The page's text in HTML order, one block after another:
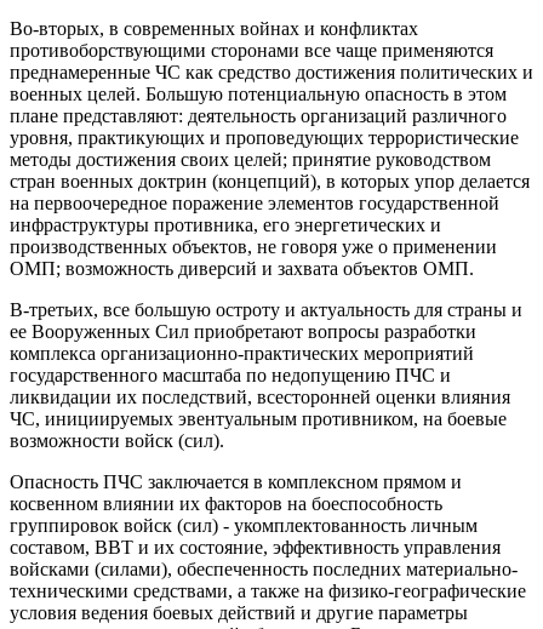
Во-вторых, в современных войнах и конфликтах
противоборствующими сторонами все чаще применяются
преднамеренные ЧС как средство достижения политических и
военных целей. Большую потенциальную опасность в этом
плане представляют: деятельность организаций различного
уровня, практикующих и проповедующих террористические
методы достижения своих целей; принятие руководством
стран военных доктрин (концепций), в которых упор делается
на первоочередное поражение элементов государственной
инфраструктуры противника, его энергетических и
производственных объектов, не говоря уже о применении
ОМП; возможность диверсий и захвата объектов ОМП.
В-третьих, все большую остроту и актуальность для страны и
ее Вооруженных Сил приобретают вопросы разработки
комплекса организационно-практических мероприятий
государственного масштаба по недопущению ПЧС и
ликвидации их последствий, всесторонней оценки влияния
ЧС, инициируемых эвентуальным противником, на боевые
возможности войск (сил).
Опасность ПЧС заключается в комплексном прямом и
косвенном влиянии их факторов на боеспособность
группировок войск (сил) - укомплектованность личным
составом, ВВТ и их состояние, эффективность управления
войсками (силами), обеспеченность последних материально-
техническими средствами, а также на физико-географические
условия ведения боевых действий и другие параметры